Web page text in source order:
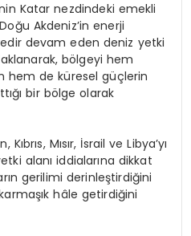
Katar nezdindeki emekli
Akdeniz’in enerji
devam eden deniz yetki
bölgeyi hem
hem de küresel güçlerin
bir bölge olarak
Mısır, İsrail ve Libya’yı
alanı iddialarına dikkat
gerilimi derinleştirdiğini
hâle getirdiğini